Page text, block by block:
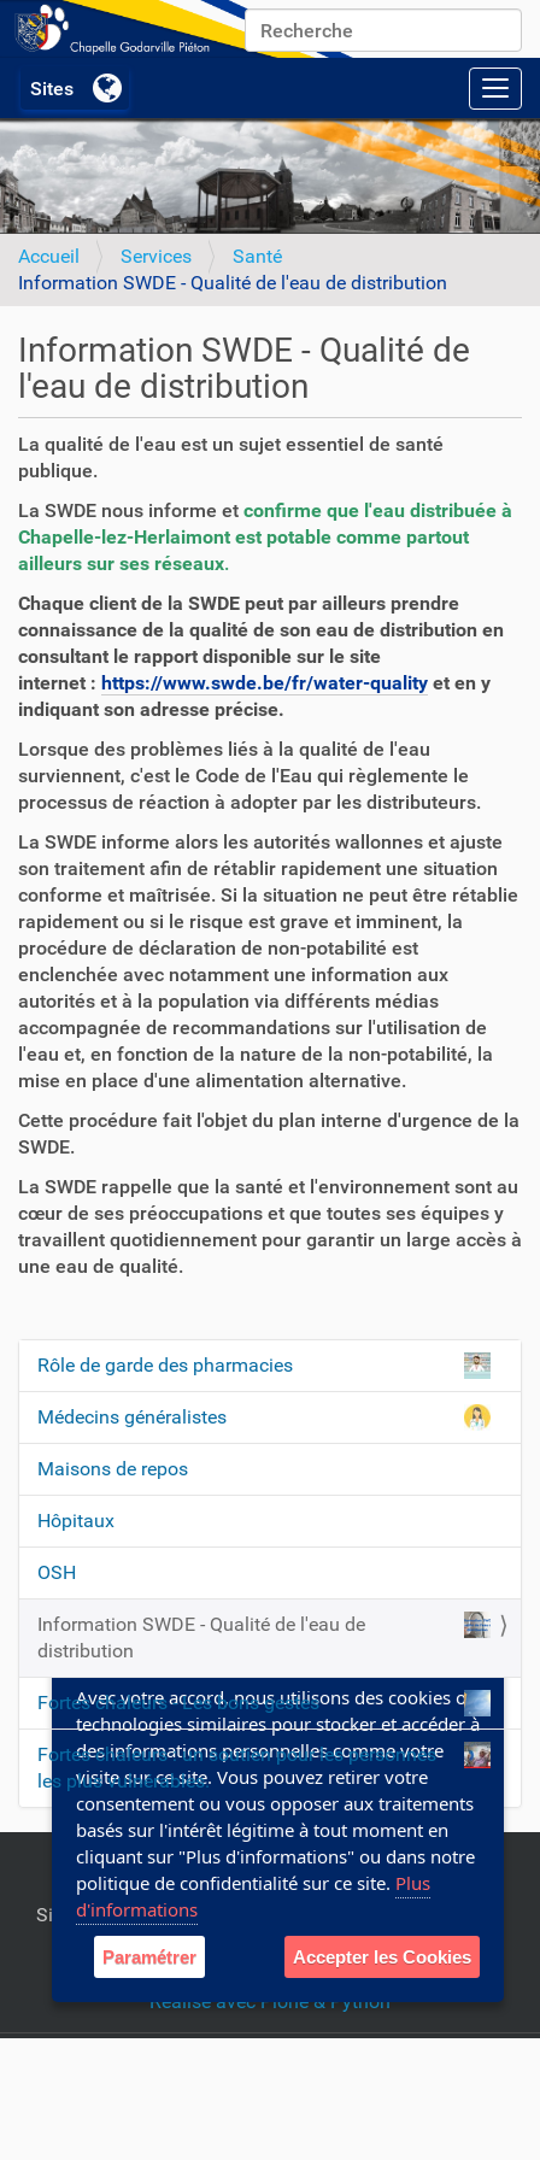
Chercher par
Recherche avancée…
Accueil Services
Santé
Information SWDE - Qualité de l'eau de distribution
Information SWDE - Qualité de
l'eau de distribution
La qualité de l'eau est un sujet essentiel de santé
publique.
La SWDE nous informe et confirme que l'eau distribuée à
Chapelle-lez-Herlaimont est potable comme partout
ailleurs sur ses réseaux.
Chaque client de la SWDE peut par ailleurs prendre
connaissance de la qualité de son eau de distribution en
consultant le rapport disponible sur le site
internet : https://www.swde.be/fr/water-quality et en y
indiquant son adresse précise.
Lorsque des problèmes liés à la qualité de l'eau
surviennent, c'est le Code de l'Eau qui règlemente le
processus de réaction à adopter par les distributeurs.
La SWDE informe alors les autorités wallonnes et ajuste
son traitement afin de rétablir rapidement une situation
conforme et maîtrisée. Si la situation ne peut être rétablie
rapidement ou si le risque est grave et imminent, la
procédure de déclaration de non-potabilité est
enclenchée avec notamment une information aux
autorités et à la population via différents médias
accompagnée de recommandations sur l'utilisation de
l'eau et, en fonction de la nature de la non-potabilité, la
mise en place d'une alimentation alternative.
Cette procédure fait l'objet du plan interne d'urgence de la
SWDE.
La SWDE rappelle que la santé et l'environnement sont au
cœur de ses préoccupations et que toutes ses équipes y
travaillent quotidiennement pour garantir un large accès à
une eau de qualité.
N
a
v
i
g
a
t
i
o
n
Rôle de garde des pharmacies
Médecins généralistes
Maisons de repos
Hôpitaux
OSH
Information SWDE - Qualité de l'eau de
distribution
Fortes chaleurs - Les bons gestes
Fortes chaleurs : un soutien pour les personnes
les plus vulnérables.
Site officiel de la commune de Chapelle-lez-Herlaimont.
Editeur responsable:
Collège communal
Réalisé avec Plone & Python
Cookies & Vie privée
Avec votre accord, nous utilisons des cookies ou
technologies similaires pour stocker et accéder à
des informations personnelles comme votre
visite sur ce site. Vous pouvez retirer votre
consentement ou vous opposer aux traitements
basés sur l'intérêt légitime à tout moment en
cliquant sur "Plus d'informations" ou dans notre
politique de confidentialité sur ce site. Plus
d'informations
Accepter les Cookies
Paramétrer